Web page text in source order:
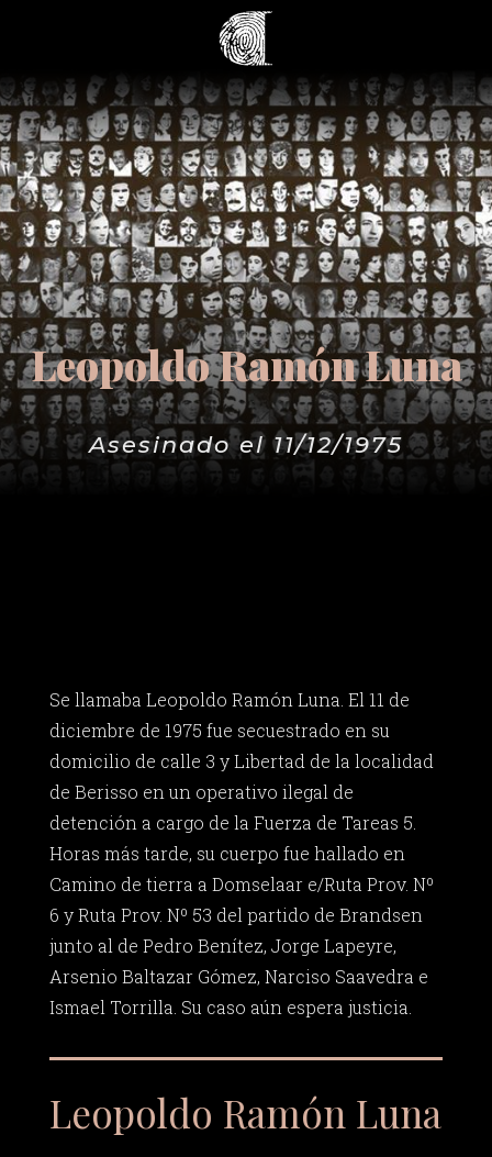
Leopoldo Ramón Luna
Asesinado el 11/12/1975
Se llamaba Leopoldo Ramón Luna. El 11 de
diciembre de 1975 fue secuestrado en su
domicilio de calle 3 y Libertad de la localidad
de Berisso en un operativo ilegal de
detención a cargo de la Fuerza de Tareas 5.
Horas más tarde, su cuerpo fue hallado en
Camino de tierra a Domselaar e/Ruta Prov. Nº
6 y Ruta Prov. Nº 53 del partido de Brandsen
junto al de Pedro Benítez, Jorge Lapeyre,
Arsenio Baltazar Gómez, Narciso Saavedra e
Ismael Torrilla. Su caso aún espera justicia.
Leopoldo Ramón Luna